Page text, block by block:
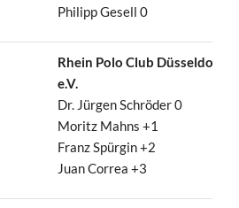
Philipp Gesell 0
Rhein Polo Club Düsseldorf
e.V.
Dr. Jürgen Schröder 0
Moritz Mahns +1
Franz Spürgin +2
Juan Correa +3